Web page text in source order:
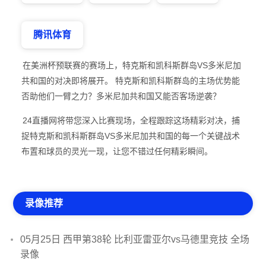
腾讯体育
在美洲杯预联赛的赛场上，特克斯和凯科斯群岛VS多米尼加
共和国的对决即将展开。 特克斯和凯科斯群岛的主场优势能
否助他们一臂之力？多米尼加共和国又能否客场逆袭？
24直播网将带您深入比赛现场，全程跟踪这场精彩对决，捕
捉特克斯和凯科斯群岛VS多米尼加共和国的每一个关键战术
布置和球员的灵光一现，让您不错过任何精彩瞬间。
录像推荐
05月25日 西甲第38轮 比利亚雷亚尔vs马德里竞技 全场
录像